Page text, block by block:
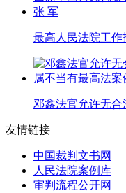
最高人民法院工
邓鑫法官允许无合
友情链接
中国裁判文书网
人民法院案例库
审判流程公开网